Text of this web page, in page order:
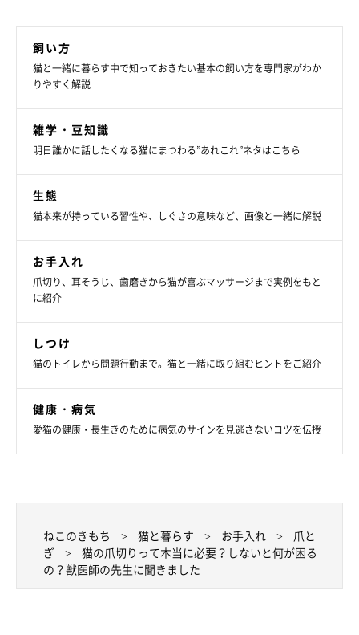
猫 爪切り 猫壱 猫爪切り 日本製 グッズ カット 切れ味
抜群 ねこ 爪ケア ハサミ ペット爪切り ネコ 爪切りグッ
持ちやすい
楽天で購入
飼い方
猫と一緒に暮らす中で知っておきたい基本の飼い方を専門家がわか
りやすく解説
雑学・豆知識
明日誰かに話したくなる猫にまつわる”あれこれ”ネタはこちら
生態
猫本来が持っている習性や、しぐさの意味など、画像と一緒に解説
お手入れ
爪切り、耳そうじ、歯磨きから猫が喜ぶマッサージまで実例をもと
に紹介
しつけ
猫のトイレから問題行動まで。猫と一緒に取り組むヒントをご紹介
健康・病気
愛猫の健康・長生きのために病気のサインを見逃さないコツを伝授
ねこのきもち 猫と暮らす お手入れ
爪と
ぎ
猫の爪切りって本当に必要？しないと何が困る
の？獣医師の先生に聞きました